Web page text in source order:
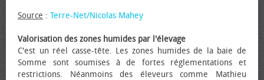
Source : Terre-Net/Nicolas Mahey
Valorisation des zones humides par l'élevage
C'est un réel casse-tête. Les zones humides de la baie de
Somme sont soumises à de fortes réglementations et
restrictions. Néanmoins des éleveurs comme Mathieu